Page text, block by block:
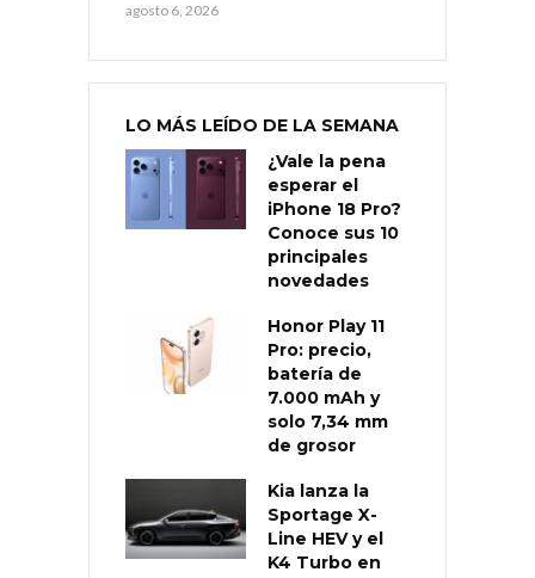
agosto 6, 2026
LO MÁS LEÍDO DE LA SEMANA
¿Vale la pena
esperar el
iPhone 18 Pro?
Conoce sus 10
principales
novedades
Honor Play 11
Pro: precio,
batería de
7.000 mAh y
solo 7,34 mm
de grosor
Kia lanza la
Sportage X-
Line HEV y el
K4 Turbo en